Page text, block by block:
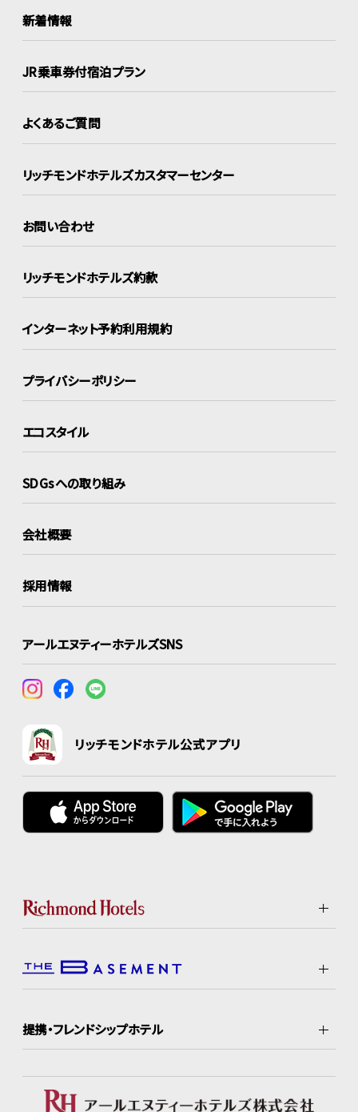
新着情報
JR乗車券付宿泊プラン
よくあるご質問
リッチモンドホテルズカスタマーセンター
お問い合わせ
リッチモンドホテルズ約款
インターネット予約利用規約
プライバシーポリシー
エコスタイル
SDGsへの取り組み
会社概要
採用情報
アールエヌティーホテルズSNS
リッチモンドホテル公式アプリ
提携・フレンドシップホテル